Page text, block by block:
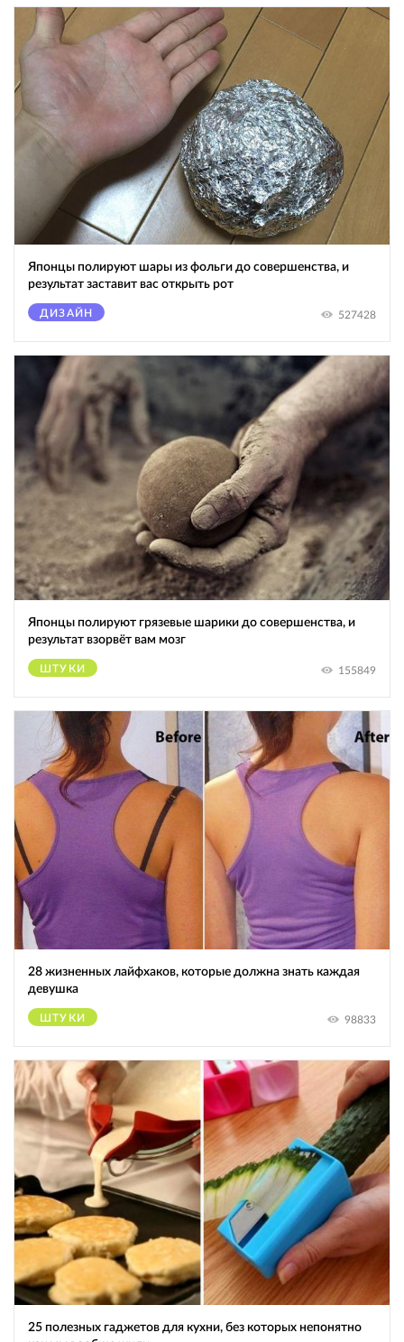
Японцы полируют шары из фольги до совершенства, и
результат заставит вас открыть рот
ДИЗАЙН 527428
Японцы полируют грязевые шарики до совершенства, и
результат взорвёт вам мозг
ШТУКИ 155849
28 жизненных лайфхаков, которые должна знать каждая
девушка
ШТУКИ 98833
25 полезных гаджетов для кухни, без которых непонятно